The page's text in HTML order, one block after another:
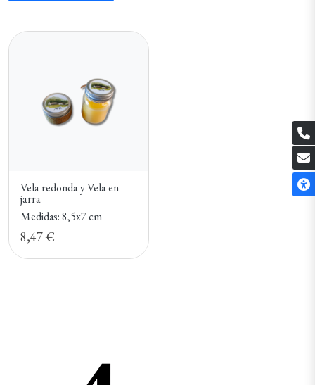
Vela redonda y Vela en
jarra
Medidas: 8,5x7 cm
8,47 €